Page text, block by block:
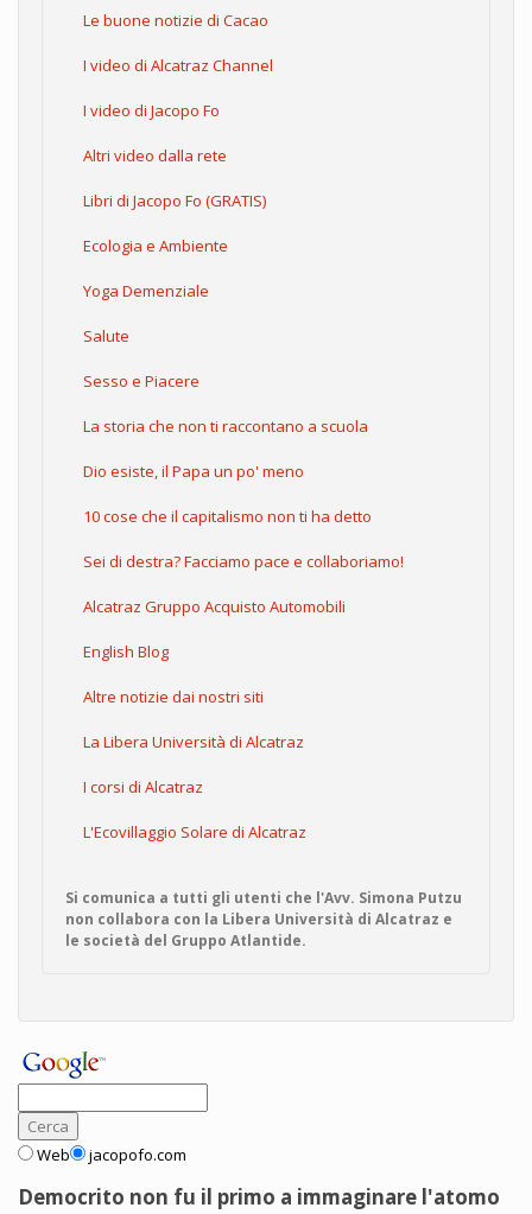
Le buone notizie di Cacao
I video di Alcatraz Channel
I video di Jacopo Fo
Altri video dalla rete
Libri di Jacopo Fo (GRATIS)
Ecologia e Ambiente
Yoga Demenziale
Salute
Sesso e Piacere
La storia che non ti raccontano a scuola
Dio esiste, il Papa un po' meno
10 cose che il capitalismo non ti ha detto
Sei di destra? Facciamo pace e collaboriamo!
Alcatraz Gruppo Acquisto Automobili
English Blog
Altre notizie dai nostri siti
La Libera Università di Alcatraz
I corsi di Alcatraz
L'Ecovillaggio Solare di Alcatraz
Si comunica a tutti gli utenti che l'Avv. Simona Putzu
non collabora con la Libera Università di Alcatraz e
le società del Gruppo Atlantide.
Web jacopofo.com
Democrito non fu il primo a immaginare l'atomo